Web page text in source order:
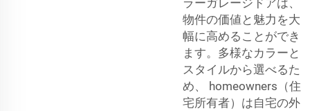
物件の価値と魅力を大
幅に高めることができ
ます。多様なカラーと
スタイルから選べるた
め、 homeowners（住
宅所有者）は自宅の外